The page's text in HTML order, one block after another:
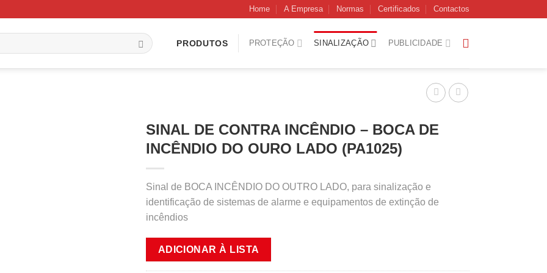
Home A Empresa Normas Certificados Contactos
PRODUTOS PROTEÇÃO SINALIZAÇÃO PUBLICIDADE
SINAL DE CONTRA INCÊNDIO – BOCA DE
INCÊNDIO DO OURO LADO (PA1025)
Sinal de BOCA INCÊNDIO DO OUTRO LADO, para sinalização e
identificação de sistemas de alarme e equipamentos de extinção de
incêndios
ADICIONAR À LISTA